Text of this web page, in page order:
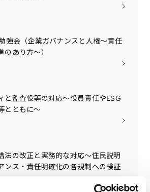
強会（企業ガバナンスと人権～責任
のあり方～）
と監査役等の対応～役員責任やESG
とともに～
法の改正と実務的な対応〜住民説明
ンス・責任明確化の各規制への検証